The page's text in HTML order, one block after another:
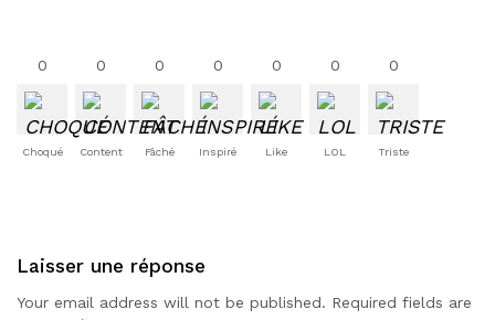
0
Choqué
0
Content
0
Fâché
0
Inspiré
0
Like
0
LOL
0
Triste
Laisser une réponse
Your email address will not be published. Required fields are